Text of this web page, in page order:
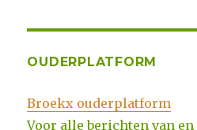
OUDERPLATFORM
Broekx ouderplatform
Voor alle berichten van